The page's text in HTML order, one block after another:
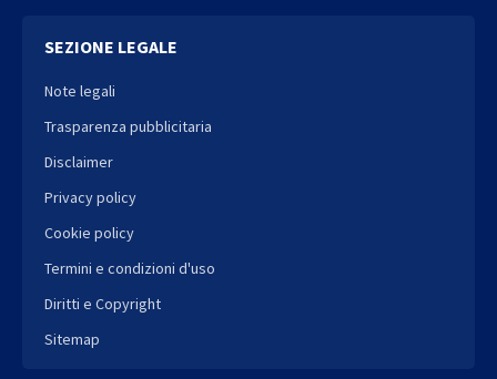
SEZIONE LEGALE
Note legali
Trasparenza pubblicitaria
Disclaimer
Privacy policy
Cookie policy
Termini e condizioni d'uso
Diritti e Copyright
Sitemap